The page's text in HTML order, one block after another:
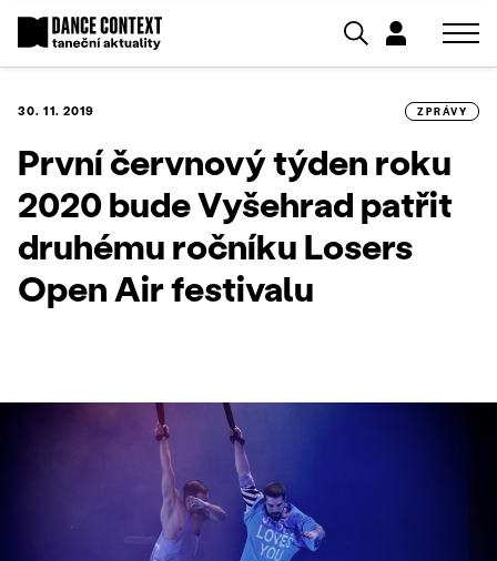
30. 11. 2019 ZPRÁVY
První červnový týden roku
2020 bude Vyšehrad patřit
druhému ročníku Losers
Open Air festivalu